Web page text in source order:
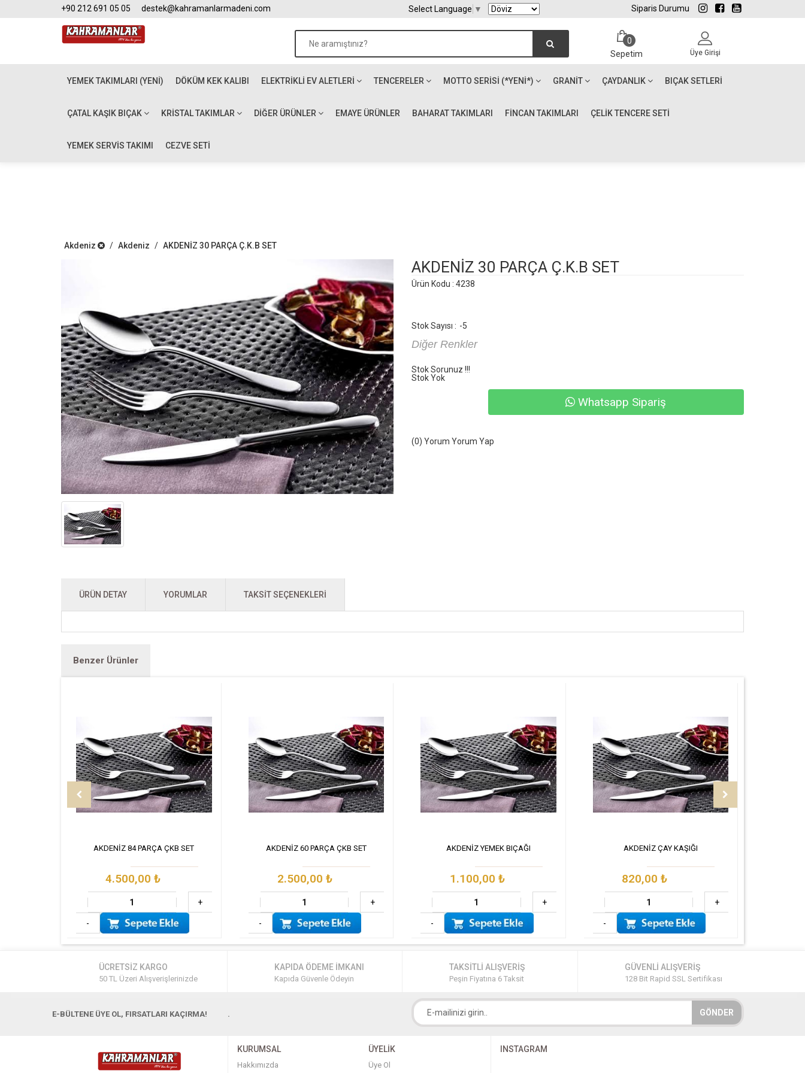
+90 212 691 05 05 destek@kahramanlarmadeni.com Siparis Durumu
Select Language ▼
0
Sepetim
Üye Girişi
YEMEK TAKIMLARI (YENİ) DÖKÜM KEK KALIBI ELEKTRIKLI EV ALETLERI TENCERELER MOTTO SERİSİ (*YENİ*) GRANIT ÇAYDANLIK BIÇAK SETLERI
ÇATAL KAŞIK BIÇAK KRISTAL TAKIMLAR DIĞER ÜRÜNLER EMAYE ÜRÜNLER BAHARAT TAKIMLARI FİNCAN TAKIMLARI ÇELİK TENCERE SETİ
YEMEK SERVİS TAKIMI CEZVE SETİ
Akdeniz / Akdeniz / AKDENİZ 30 PARÇA Ç.K.B SET
AKDENİZ 30 PARÇA Ç.K.B SET
Ürün Kodu : 4238
Stok Sayısı : -5
Diğer Renkler
Stok Sorunuz !!!
Stok Yok
Whatsapp Sipariş
(0) Yorum Yorum Yap
ÜRÜN DETAY YORUMLAR TAKSIT SEÇENEKLERI
Benzer Ürünler
AKDENİZ 84 PARÇA ÇKB SET
4.500,00 ₺
+
-
AKDENİZ 60 PARÇA ÇKB SET
2.500,00 ₺
+
-
AKDENİZ YEMEK BIÇAĞI
1.100,00 ₺
+
-
AKDENİZ ÇAY KAŞIĞI
820,00 ₺
+
-
ÜCRETSİZ KARGO
50 TL Üzeri Alışverişlerinizde
KAPIDA ÖDEME İMKANI
Kapıda Güvenle Ödeyin
TAKSİTLİ ALIŞVERİŞ
Peşin Fiyatına 6 Taksit
GÜVENLİ ALIŞVERİŞ
128 Bit Rapid SSL Sertifikası
E-BÜLTENE ÜYE OL, FIRSATLARI KAÇIRMA! . GÖNDER
KURUMSAL
Hakkımızda
ÜYELİK
Üye Ol
INSTAGRAM